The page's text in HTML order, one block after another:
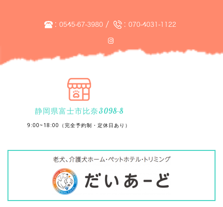
: 0545-67-3980/ : 070-4031-1122
静岡県富士市比奈3098-8
9:00~18:00（完全予約制・定休日あり）